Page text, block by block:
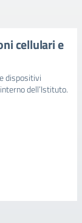
cellulari e
dispositivi
dell’Istituto.